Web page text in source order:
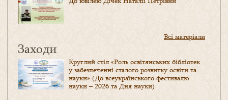
Всі матеріали
Заходи
Круглий стіл «Роль освітянських бібліотек
у забезпеченні сталого розвитку освіти та
науки» (До всеукраїнського фестивалю
науки – 2026 та Дня науки)